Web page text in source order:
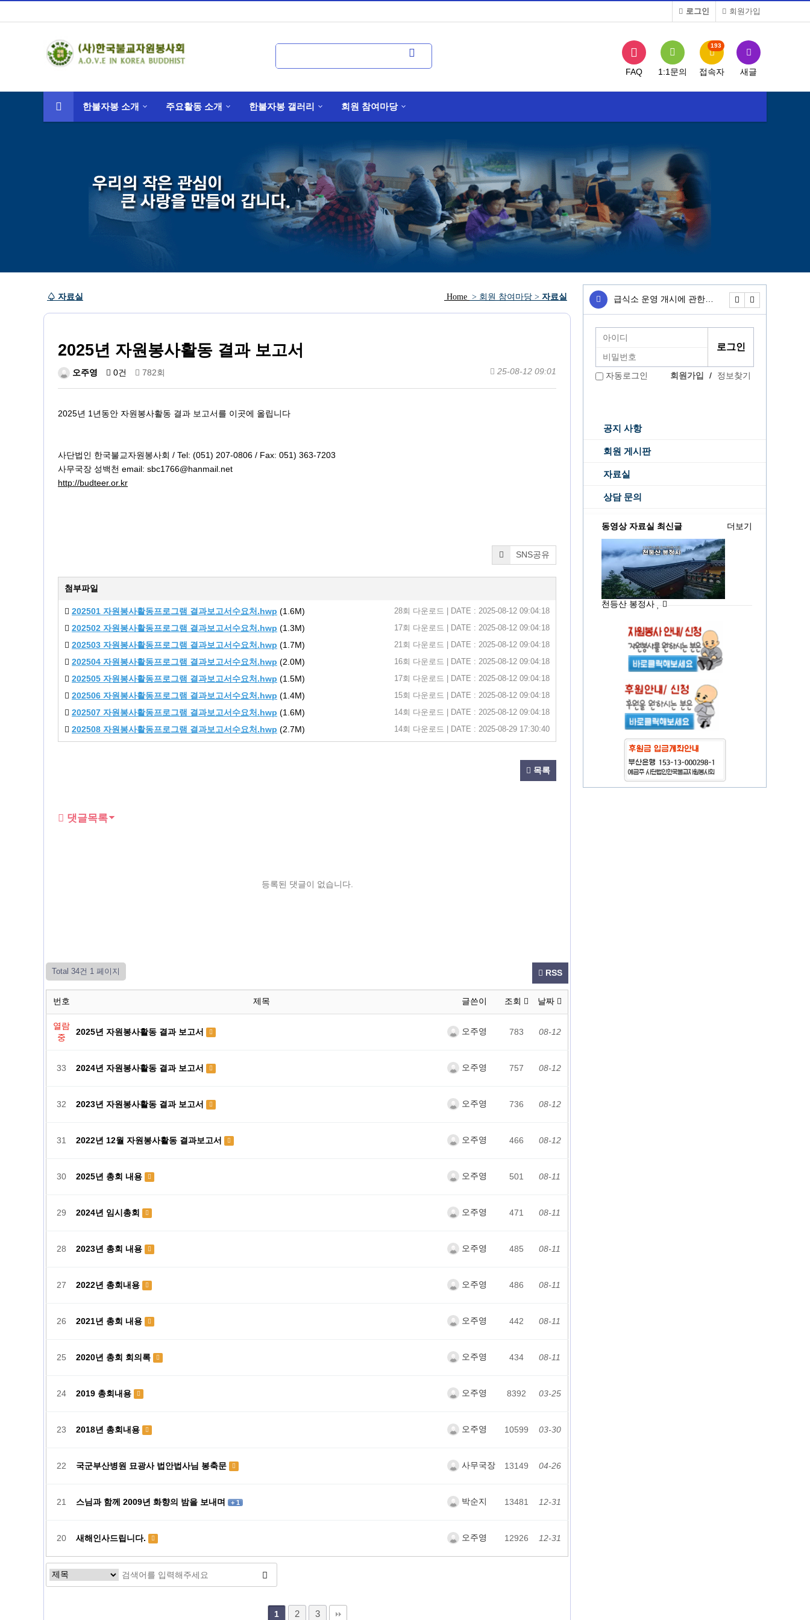
회원가입
로그인
FAQ 1:1문의 접속자
193
새글
한불자봉 소개 주요활동 소개 한불자봉 갤러리 회원 참여마당
♤ 자료실 Home > 회원 참여마당 > 자료실
2025년 자원봉사활동 결과 보고서
오주영 0건 782회 25-08-12 09:01
2025년 1년동안 자원봉사활동 결과 보고서를 이곳에 올립니다
사단법인 한국불교자원봉사회 / Tel: (051) 207-0806 / Fax: 051) 363-7203
사무국장 성백천 email: sbc1766@hanmail.net
http://budteer.or.kr
SNS공유
첨부파일
202501 자원봉사활동프로그램 결과보고서수요처.hwp (1.6M) 28회 다운로드 | DATE : 2025-08-12 09:04:18
202502 자원봉사활동프로그램 결과보고서수요처.hwp (1.3M) 17회 다운로드 | DATE : 2025-08-12 09:04:18
202503 자원봉사활동프로그램 결과보고서수요처.hwp (1.7M) 21회 다운로드 | DATE : 2025-08-12 09:04:18
202504 자원봉사활동프로그램 결과보고서수요처.hwp (2.0M) 16회 다운로드 | DATE : 2025-08-12 09:04:18
202505 자원봉사활동프로그램 결과보고서수요처.hwp (1.5M) 17회 다운로드 | DATE : 2025-08-12 09:04:18
202506 자원봉사활동프로그램 결과보고서수요처.hwp (1.4M) 15회 다운로드 | DATE : 2025-08-12 09:04:18
202507 자원봉사활동프로그램 결과보고서수요처.hwp (1.6M) 14회 다운로드 | DATE : 2025-08-12 09:04:18
202508 자원봉사활동프로그램 결과보고서수요처.hwp (2.7M) 14회 다운로드 | DATE : 2025-08-29 17:30:40
목록
댓글목록
등록된 댓글이 없습니다.
Total 34건 1 페이지 RSS
번호 제목 글쓴이 조회 날짜
열람
중
2025년 자원봉사활동 결과 보고서 오주영 783 08-12
33 2024년 자원봉사활동 결과 보고서 오주영 757 08-12
32 2023년 자원봉사활동 결과 보고서 오주영 736 08-12
31 2022년 12월 자원봉사활동 결과보고서 오주영 466 08-12
30 2025년 총회 내용 오주영 501 08-11
29 2024년 임시총회 오주영 471 08-11
28 2023년 총회 내용 오주영 485 08-11
27 2022년 총회내용 오주영 486 08-11
26 2021년 총회 내용 오주영 442 08-11
25 2020년 총회 회의록 오주영 434 08-11
24 2019 총회내용 오주영 8392 03-25
23 2018년 총회내용 오주영 10599 03-30
22 국군부산병원 묘광사 법안법사님 봉축문 사무국장 13149 04-26
21 스님과 함께 2009년 화향의 밤을 보내며 + 1 박순지 13481 12-31
20 새해인사드립니다. 오주영 12926 12-31
1 2 3
방문인사. 급식소 운영 개시에 관한… 무료급식소 운영
자동로그인 회원가입 / 정보찾기
공지 사항
회원 게시판
자료실
상담 문의
동영상 자료실 최신글
천등산 봉정사
더보기